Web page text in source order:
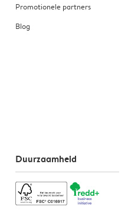
Promotionele partners
Blog
Duurzaamheid